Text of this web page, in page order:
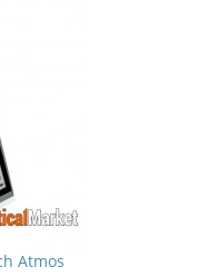
Atmos